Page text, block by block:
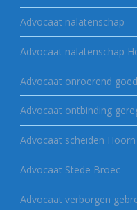
Advocaat nalatenschap
Advocaat nalatenschap
Advocaat onroerend goed
Advocaat ontbinding
Advocaat scheiden Hoorn
Advocaat Stede Broec
Advocaat verborgen